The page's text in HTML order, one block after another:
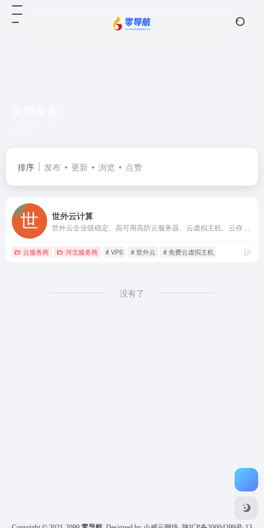
排序 发布 更新 浏览 点赞
世外云计算
云服务商 河北服务商 # VPS # 世外云 # 免费云虚拟主机
没有了